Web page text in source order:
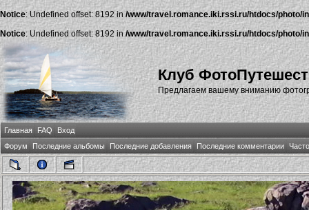
Notice: Undefined offset: 8192 in /www/travel.romance.iki.rssi.ru/htdocs/photo/
Notice: Undefined offset: 8192 in/www/travel.romance.iki.rssi.ru/htdocs/photo/
Клуб
Предлагаем вашему вниманию
Главная FAQ
Вход
Форум
Последние альбомы Последние добавления Последние комментарии